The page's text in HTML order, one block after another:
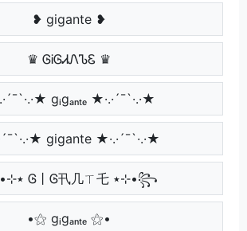
❥ gigante ❥
♛ ᎶᎥᎶᏗᏁᏖᏋ ♛
gᵢgₐₙₜₑ ★·.·´¯`·.·★
gigante ★·.·´¯`·.·★
꧁•⊹٭ Ꮆ丨Ꮆ卂几ㄒ乇 ٭⊹•꧂
•⚝ gᵢgₐₙₜₑ ⚝•